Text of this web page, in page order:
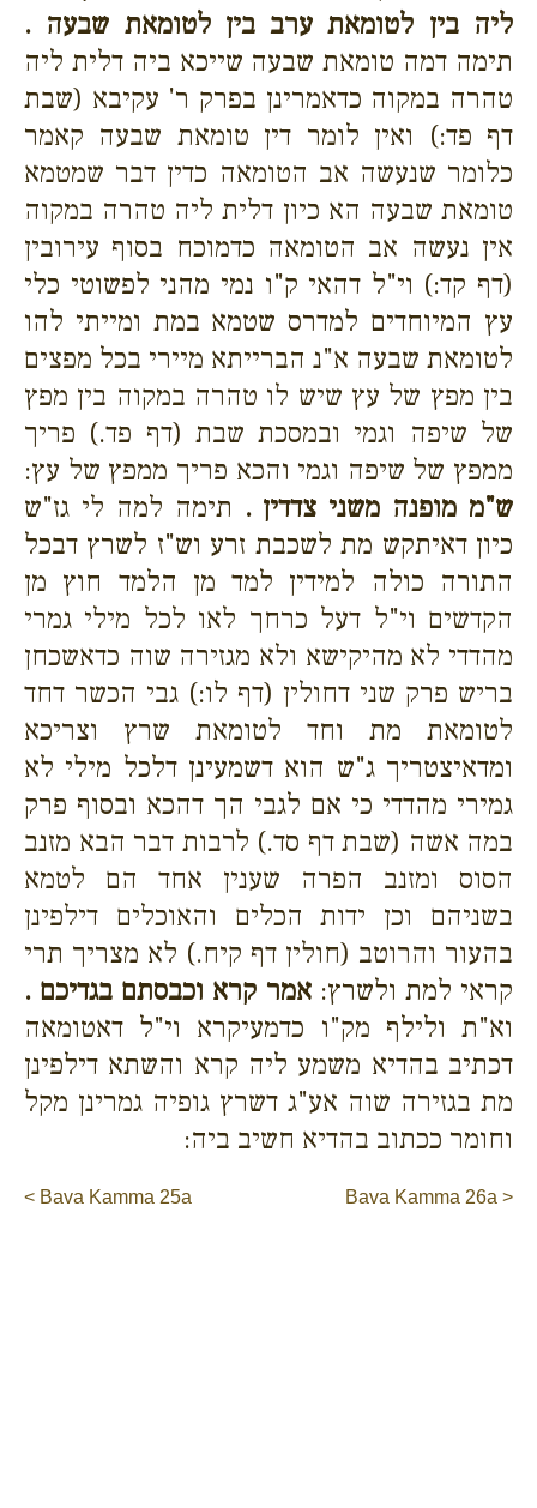
ליה בין לטומאת ערב בין לטומאת שבעה .
תימה דמה טומאת שבעה שייכא ביה דלית ליה
טהרה במקוה כדאמרינן בפרק ר' עקיבא (שבת
דף פד:) ואין לומר דין טומאת שבעה קאמר
כלומר שנעשה אב הטומאה כדין דבר שמטמא
טומאת שבעה הא כיון דלית ליה טהרה במקוה
אין נעשה אב הטומאה כדמוכח בסוף עירובין
(דף קד:) וי"ל דהאי ק"ו נמי מהני לפשוטי כלי
עץ המיוחדים למדרס שטמא במת ומייתי להו
לטומאת שבעה א"נ הברייתא מיירי בכל מפצים
בין מפץ של עץ שיש לו טהרה במקוה בין מפץ
של שיפה וגמי ובמסכת שבת (דף פד.) פריך
ממפץ של שיפה וגמי והכא פריך ממפץ של עץ:
ש"מ מופנה משני צדדין . תימה למה לי גז"ש
כיון דאיתקש מת לשכבת זרע וש"ז לשרץ דבכל
התורה כולה למידין למד מן הלמד חוץ מן
הקדשים וי"ל דעל כרחך לאו לכל מילי גמרי
מהדדי לא מהיקישא ולא מגזירה שוה כדאשכחן
בריש פרק שני דחולין (דף לו:) גבי הכשר דחד
לטומאת מת וחד לטומאת שרץ וצריכא
ומדאיצטריך ג"ש הוא דשמעינן דלכל מילי לא
גמירי מהדדי כי אם לגבי הך דהכא ובסוף פרק
במה אשה (שבת דף סד.) לרבות דבר הבא מזנב
הסוס ומזנב הפרה שענין אחד הם לטמא
בשניהם וכן ידות הכלים והאוכלים דילפינן
בהעור והרוטב (חולין דף קיח.) לא מצריך תרי
קראי למת ולשרץ:אמר קרא וכבסתם בגדיכם .
וא"ת ולילף מק"ו כדמעיקרא וי"ל דאטומאה
דכתיב בהדיא משמע ליה קרא והשתא דילפינן
מת בגזירה שוה אע"ג דשרץ גופיה גמרינן מקל
וחומר ככתוב בהדיא חשיב ביה:
< Bava Kamma 25a Bava Kamma 26a >